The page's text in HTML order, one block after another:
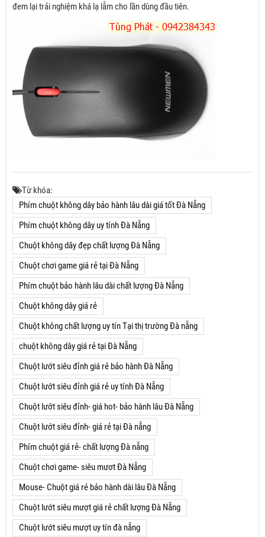
đem lại trải nghiệm khá lạ lẫm cho lần dùng đầu tiên.
Từ khóa:
Phím chuột không dây bảo hành lâu dài giá tốt Đà Nẵng
Phím chuột không dây uy tính Đà Nẵng
Chuột không dây đẹp chất lượng Đà Nẵng
Chuột chơi game giá rẻ tại Đà Nẵng
Phím chuột bảo hành lâu dài chất lượng Đà Nẵng
Chuột không dây giá rẻ
Chuột không chất lượng uy tín Tại thị trường Đà nẵng
chuột không dây giá rẻ tại Đà Nẵng
Chuột lướt siêu đỉnh giá rẻ bảo hành Đà Nẵng
Chuột lướt siêu đỉnh giá rẻ uy tính Đà Nẵng
Chuột lướt siêu đỉnh- giá hot- bảo hành lâu Đà Nẵng
Chuột lướt siêu đỉnh- giá rẻ tại Đà nẵng
Phím chuột giá rẻ- chất lượng Đà nẵng
Chuột chơi game- siêu mươt Đà Nẵng
Mouse- Chuột giá rẻ bảo hành dài lâu Đà Nẵng
Chuột lướt siêu mượt giá rẻ chất lượng Đà Nẵng
Chuột lướt siêu mượt uy tín đà nẵng